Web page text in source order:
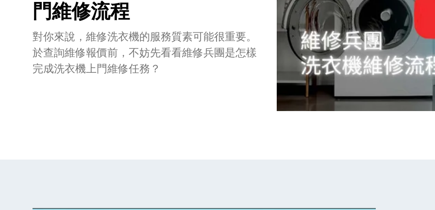
門維修流程
對你來說，維修洗衣機的服務質素可能很重要。
於查詢維修報價前，不妨先看看維修兵團是怎樣
完成洗衣機上門維修任務？